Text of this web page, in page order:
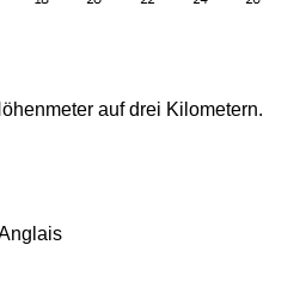
auf drei Kilometern.